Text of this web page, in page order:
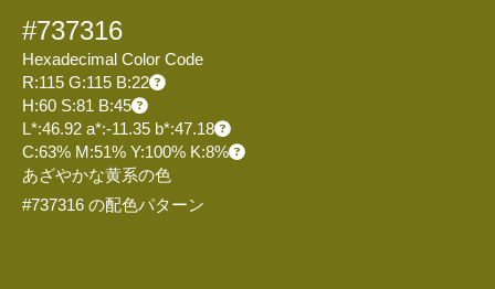
#737316
Hexadecimal Color Code
R:115 G:115 B:22
H:60 S:81 B:45
L*:46.92 a*:-11.35 b*:47.18
C:63% M:51% Y:100% K:8%
あざやかな黄系の色
#737316 の配色パターン